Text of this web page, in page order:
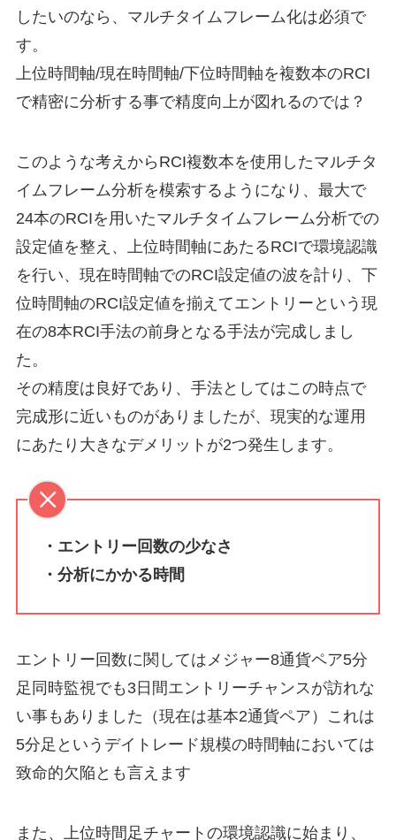
したいのなら、マルチタイムフレーム化は必須で
す。
上位時間軸/現在時間軸/下位時間軸を複数本のRCI
で精密に分析する事で精度向上が図れるのでは？
このような考えからRCI複数本を使用したマルチタ
イムフレーム分析を模索するようになり、最大で
24本のRCIを用いたマルチタイムフレーム分析での
設定値を整え、上位時間軸にあたるRCIで環境認識
を行い、現在時間軸でのRCI設定値の波を計り、下
位時間軸のRCI設定値を揃えてエントリーという現
在の8本RCI手法の前身となる手法が完成しまし
た。
その精度は良好であり、手法としてはこの時点で
完成形に近いものがありましたが、現実的な運用
にあたり大きなデメリットが2つ発生します。
・エントリー回数の少なさ
・分析にかかる時間
エントリー回数に関してはメジャー8通貨ペア5分
足同時監視でも3日間エントリーチャンスが訪れな
い事もありました（現在は基本2通貨ペア）これは
5分足というデイトレード規模の時間軸においては
致命的欠陥とも言えます
また、上位時間足チャートの環境認識に始まり、